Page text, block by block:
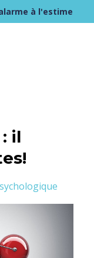
à l'estime
il